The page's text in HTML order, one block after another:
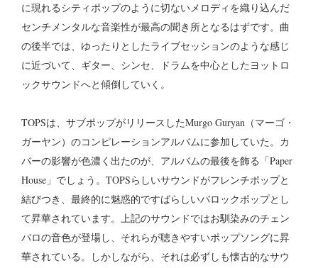
に現れるシティポップのように切ないメロディを織り込んだ
センチメンタルな音楽性が最高の聞き所となるはずです。曲
の後半では、ゆったりとしたライブセッションのような感じ
に近づいて、ギター、シンセ、ドラムを中心としたヨットロ
ックサウンドへと傾倒していく。
TOPSは、サブポップがリリースしたMurgo Guryan（マーゴ・
ガーヤン）のコンピレーションアルバムに参加していた。カ
バーの影響が色濃く出たのが、アルバムの最後を飾る「Paper
House」でしょう。TOPSらしいサウンドがフレンチポップと
結びつき、最終的に魅惑的ですばらしいバロックポップとし
て昇華されています。上記のサウンドではお馴染みのチェン
バロの音色が登場し、それらが聴きやすいポップソングに昇
華されている。しかしながら、それは必ずしも懐古的なサウ